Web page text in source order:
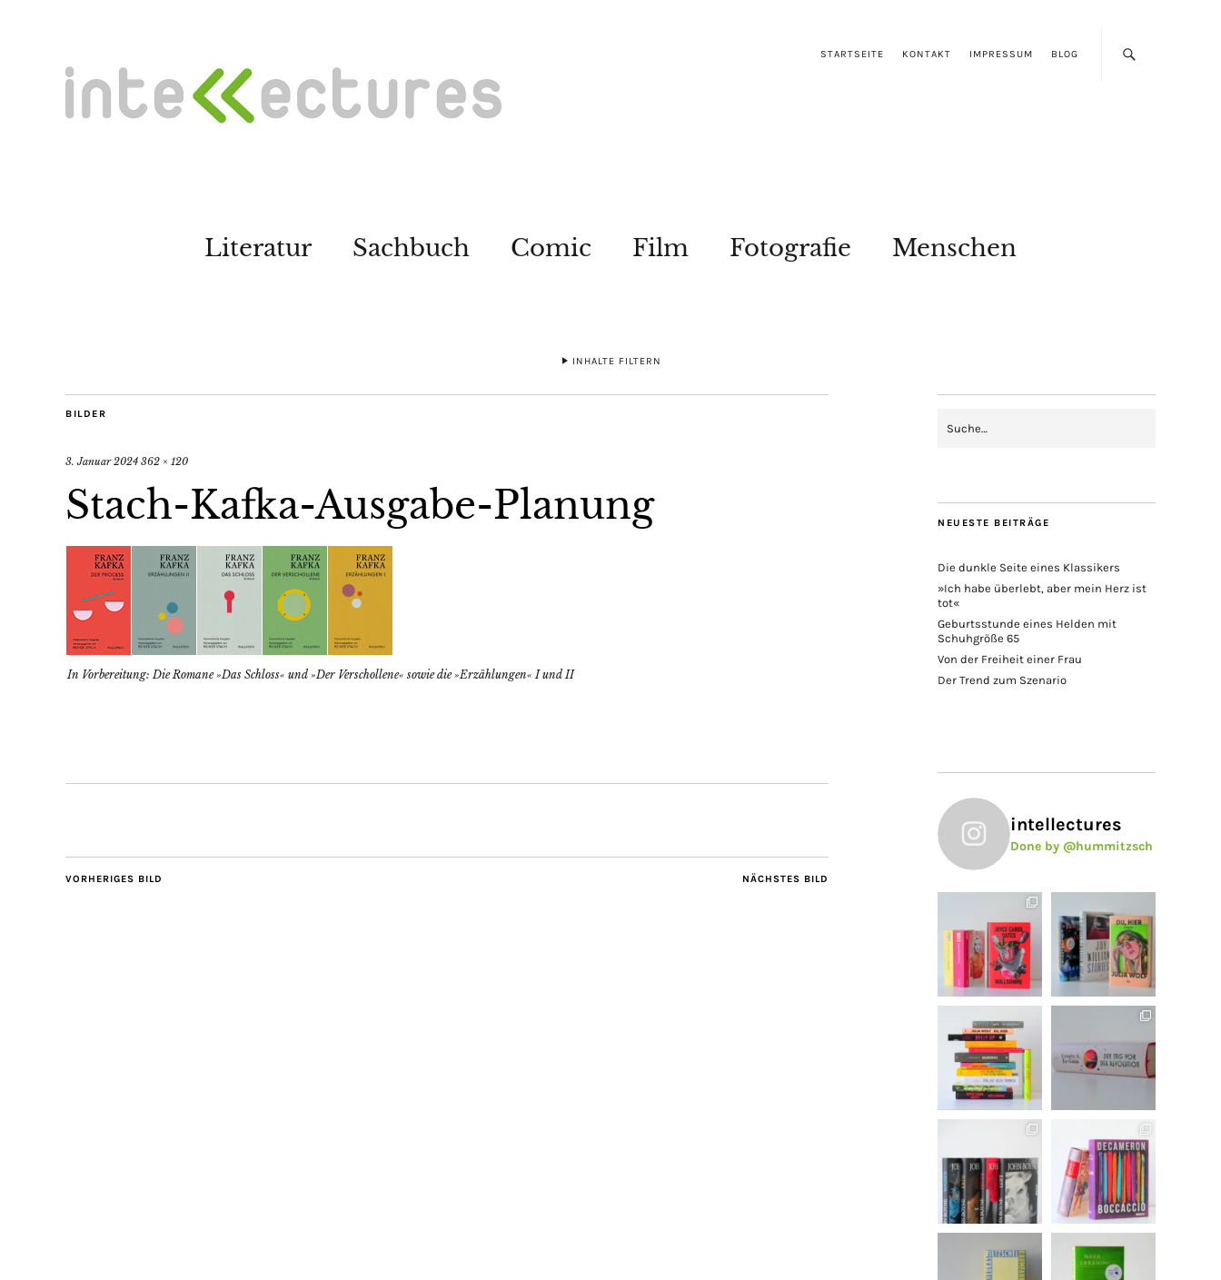
STARTSEITE KONTAKT IMPRESSUM BLOG
Literatur Sachbuch Comic Film Fotografie Menschen
INHALTE FILTERN
BILDER
3. Januar 2024 362 × 120
Stach-Kafka-Ausgabe-Planung
In Vorbereitung: Die Romane »Das Schloss« und »Der Verschollene« sowie die »Erzählungen« I und II
NÄCHSTES BILD
VORHERIGES BILD
NEUESTE BEITRÄGE
Die dunkle Seite eines Klassikers
»Ich habe überlebt, aber mein Herz ist
tot«
Geburtsstunde eines Helden mit
Schuhgröße 65
Von der Freiheit einer Frau
Der Trend zum Szenario
intellectures
Done by @hummitzsch